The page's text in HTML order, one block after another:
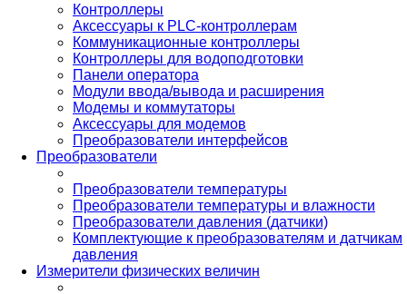
Контроллеры
Аксессуары к PLC-контроллерам
Коммуникационные контроллеры
Контроллеры для водоподготовки
Панели оператора
Модули ввода/вывода и расширения
Модемы и коммутаторы
Аксессуары для модемов
Преобразователи интерфейсов
Преобразователи
Преобразователи температуры
Преобразователи температуры и влажности
Преобразователи давления (датчики)
Комплектующие к преобразователям и датчикам
давления
Измерители физических величин